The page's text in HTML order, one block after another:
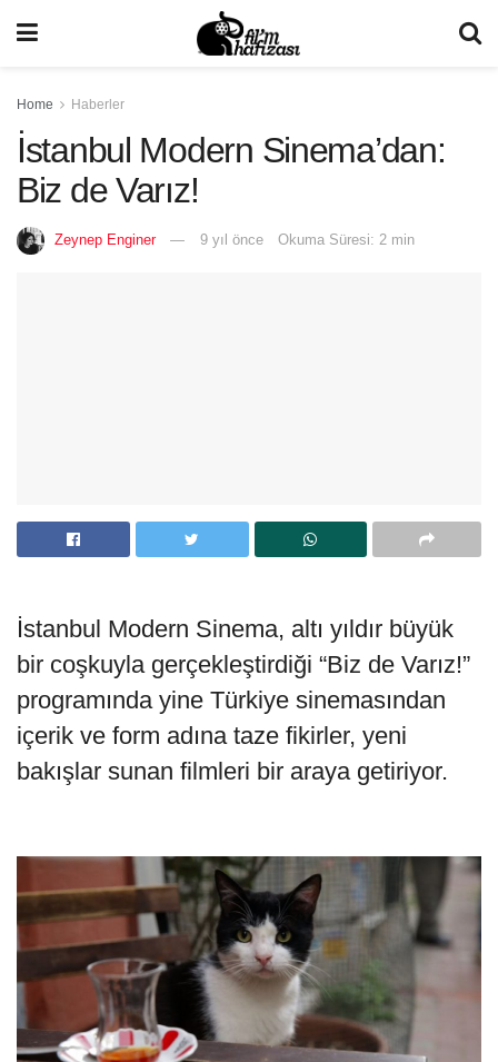
Home Haberler
İstanbul Modern Sinema’dan:
Biz de Varız!
Zeynep Enginer 9 yıl önce Okuma Süresi: 2 min
İstanbul Modern Sinema, altı yıldır büyük
bir coşkuyla gerçekleştirdiği “Biz de Varız!”
programında yine Türkiye sinemasından
içerik ve form adına taze fikirler, yeni
bakışlar sunan filmleri bir araya getiriyor.